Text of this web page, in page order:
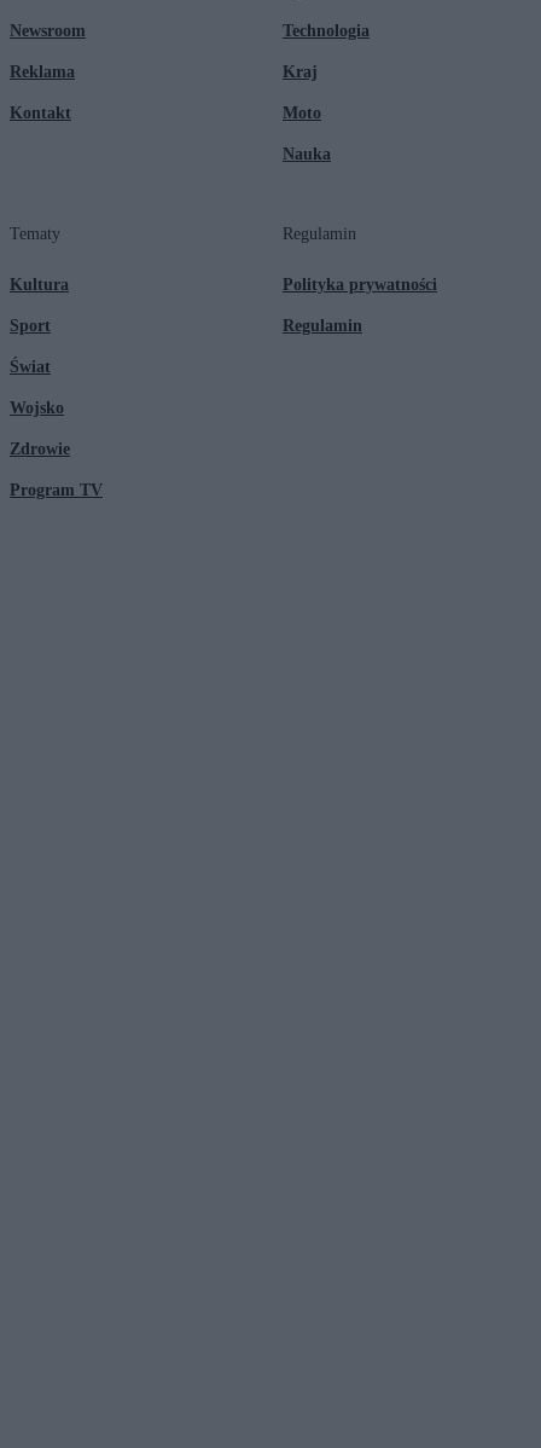
Newsroom
Reklama
Kontakt
Technologia
Kraj
Moto
Nauka
Tematy
Kultura
Sport
Świat
Wojsko
Zdrowie
Program TV
Regulamin
Polityka prywatności
Regulamin